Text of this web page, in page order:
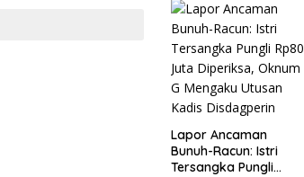
Lapor Ancaman
Bunuh-Racun: Istri
Tersangka Pungli